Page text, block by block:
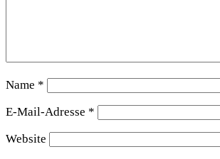
Name *
E-Mail-Adresse *
Website